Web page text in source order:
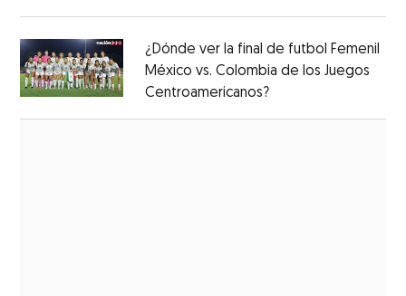
¿Dónde ver la final de futbol Femenil
México vs. Colombia de los Juegos
Centroamericanos?Opens in new